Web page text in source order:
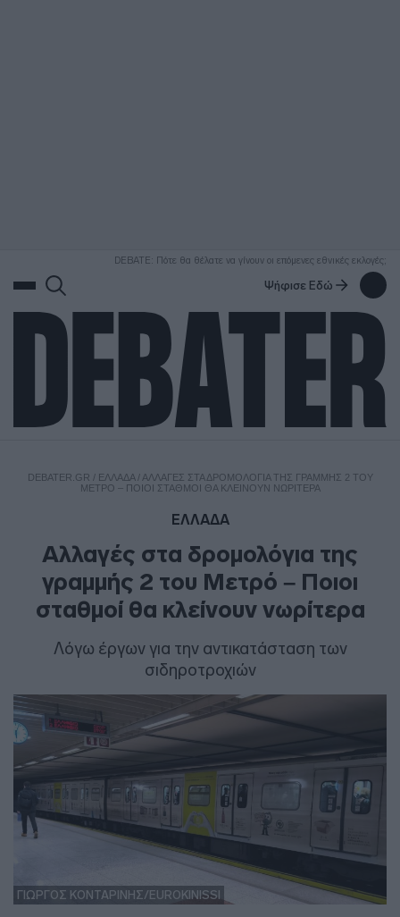
DEBATE: Πότε θα θέλατε να γίνουν οι επόμενες εθνικές εκλογές;
Ψήφισε Εδώ
DEBATER.GR / ΕΛΛΑΔΑ/ ΑΛΛΑΓΈΣ ΣΤΑ ΔΡΟΜΟΛΌΓΙΑ ΤΗΣ ΓΡΑΜΜΉΣ 2 ΤΟΥ
ΜΕΤΡΌ – ΠΟΙΟΙ ΣΤΑΘΜΟΊ ΘΑ ΚΛΕΊΝΟΥΝ ΝΩΡΊΤΕΡΑ
ΕΛΛΑΔΑ
Αλλαγές στα δρομολόγια της
γραμμής 2 του Μετρό – Ποιοι
σταθμοί θα κλείνουν νωρίτερα
Λόγω έργων για την αντικατάσταση των
σιδηροτροχιών
ΓΙΩΡΓΟΣ ΚΟΝΤΑΡΙΝΗΣ/EUROKINISSI